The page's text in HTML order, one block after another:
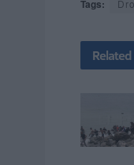
Tags:
Related